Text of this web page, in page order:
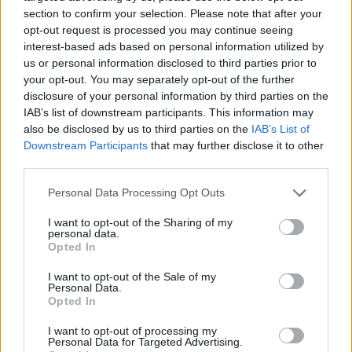
section to confirm your selection. Please note that after your
opt-out request is processed you may continue seeing
interest-based ads based on personal information utilized by
us or personal information disclosed to third parties prior to
your opt-out. You may separately opt-out of the further
disclosure of your personal information by third parties on the
IAB’s list of downstream participants. This information may
also be disclosed by us to third parties on the IAB’s List of
Downstream Participants that may further disclose it to other
Please note that this website/app uses one or more Google
not limited to your visit or usage behaviour. You may click to
grant or deny consent to Google and its third-party tags to
use your data for below specified purposes in below Google
consent section.
Personal Data Processing Opt Outs
I want to opt-out of the Sharing of my
personal data.
Opted In
I want to opt-out of the Sale of my
Personal Data.
Opted In
I want to opt-out of processing my
Personal Data for Targeted Advertising.